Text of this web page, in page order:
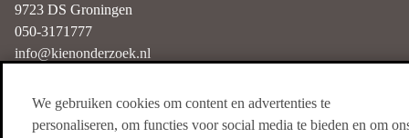
We gebruiken cookies om content en advertenties te
personaliseren, om functies voor social media te bieden en om
9723 DS Groningen
050-3171777
info@kienonderzoek.nl
Haarlem